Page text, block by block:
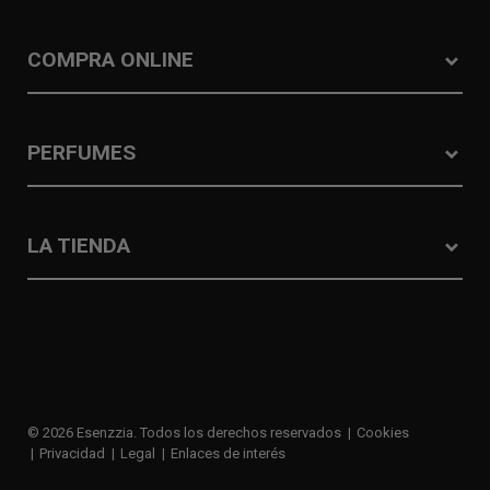
COMPRA ONLINE
PERFUMES
LA TIENDA
© 2026 Esenzzia. Todos los derechos reservados
Cookies
Privacidad
Legal Enlaces de interés